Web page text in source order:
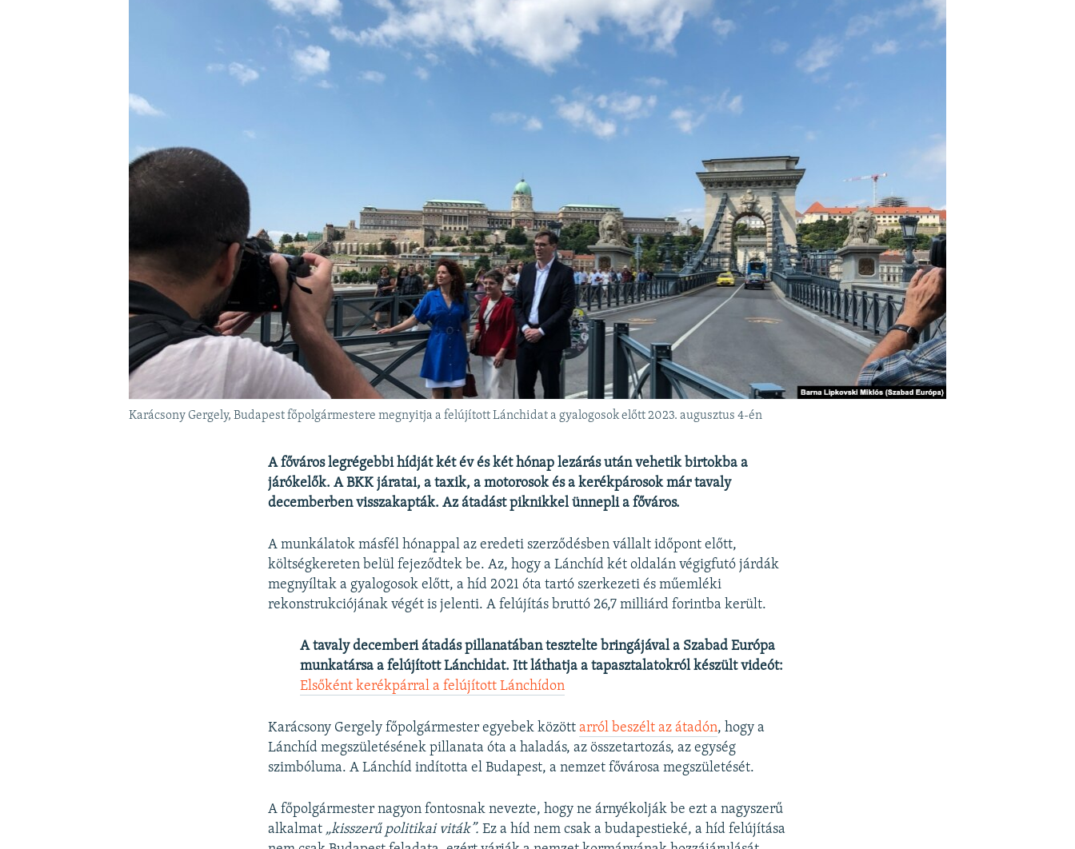
Karácsony Gergely, Budapest főpolgármestere megnyitja a felújított Lánchidat a gyalogosok előtt 2023. augusztus 4-én
A főváros legrégebbi hídját két év és két hónap lezárás után vehetik birtokba a
járókelők. A BKK járatai, a taxik, a motorosok és a kerékpárosok már tavaly
decemberben visszakapták. Az átadást piknikkel ünnepli a főváros.
A munkálatok másfél hónappal az eredeti szerződésben vállalt időpont előtt,
költségkereten belül fejeződtek be. Az, hogy a Lánchíd két oldalán végigfutó járdák
megnyíltak a gyalogosok előtt, a híd 2021 óta tartó szerkezeti és műemléki
rekonstrukciójának végét is jelenti. A felújítás bruttó 26,7 milliárd forintba került.
A tavaly decemberi átadás pillanatában tesztelte bringájával a Szabad Európa
munkatársa a felújított Lánchidat. Itt láthatja a tapasztalatokról készült videót:
Elsőként kerékpárral a felújított Lánchídon
Karácsony Gergely főpolgármester egyebek közöttarról beszélt az átadón, hogy a
Lánchíd megszületésének pillanata óta a haladás, az összetartozás, az egység
szimbóluma. A Lánchíd indította el Budapest, a nemzet fővárosa megszületését.
A főpolgármester nagyon fontosnak nevezte, hogy ne árnyékolják be ezt a nagyszerű
alkalmat „kisszerű politikai viták”. Ez a híd nem csak a budapestieké, a híd felújítása